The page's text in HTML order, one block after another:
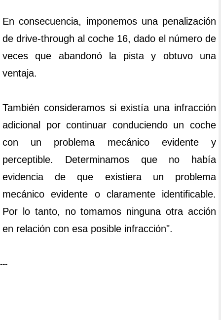
En consecuencia, imponemos una penalización
de drive-through al coche 16, dado el número de
veces que abandonó la pista y obtuvo una
ventaja.
También consideramos si existía una infracción
adicional por continuar conduciendo un coche
con un problema mecánico evidente y
perceptible. Determinamos que no había
evidencia de que existiera un problema
mecánico evidente o claramente identificable.
Por lo tanto, no tomamos ninguna otra acción
en relación con esa posible infracción".
---